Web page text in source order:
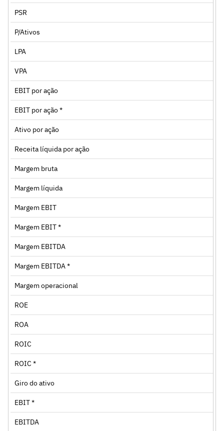
PSR
P/Ativos
LPA
VPA
EBIT por ação
EBIT por ação *
Ativo por ação
Receita líquida por ação
Margem bruta
Margem líquida
Margem EBIT
Margem EBIT *
Margem EBITDA
Margem EBITDA *
Margem operacional
ROE
ROA
ROIC
ROIC *
Giro do ativo
EBIT *
EBITDA